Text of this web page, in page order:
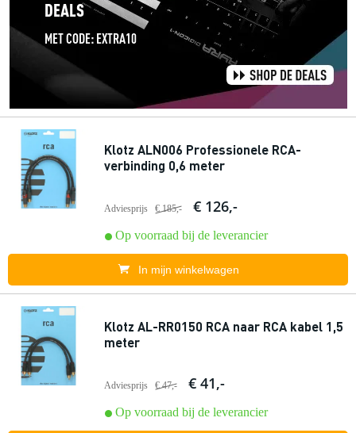
Klotz ALN006 Professionele RCA-
verbinding 0,6 meter
Adviesprijs € 185,- € 126,-
Op voorraad bij de leverancier
In mijn winkelwagen
Klotz AL-RR0150 RCA naar RCA kabel 1,5
meter
Adviesprijs € 47,- € 41,-
Op voorraad bij de leverancier